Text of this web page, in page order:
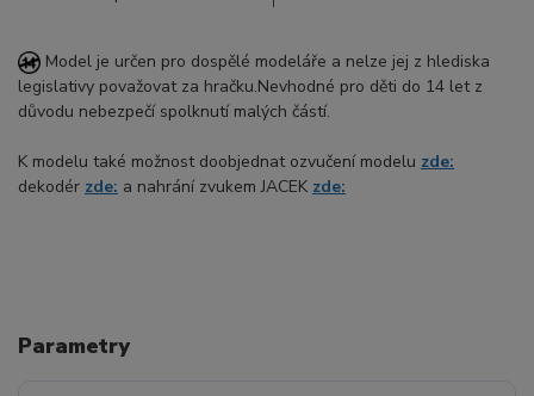
Model je určen pro dospělé modeláře a nelze jej z hlediska
legislativy považovat za hračku.Nevhodné pro děti do 14 let z
důvodu nebezpečí spolknutí malých částí.
K modelu také možnost doobjednat ozvučení modelu zde:
dekodér zde: a nahrání zvukem JACEK zde:
Parametry